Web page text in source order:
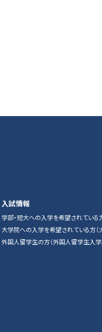
入試情報
学部・短大への入学を希望されている
大学院への入学を希望されている方（
外国人留学生の方（外国人留学生入学